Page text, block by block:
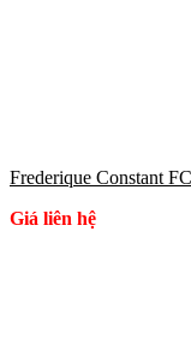
Frederique Constant
Giá liên hệ